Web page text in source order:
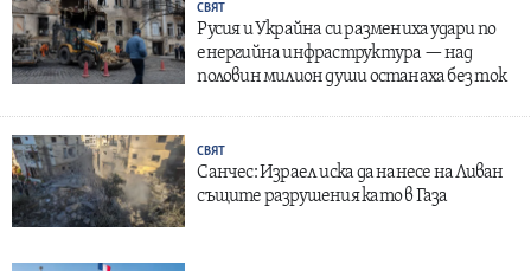
СВЯТ
Русия и Украйна си размениха удари по
енергийна инфраструктура — над
половин милион души останаха без ток
СВЯТ
Санчес: Израел иска да нанесе на Ливан
същите разрушения като в Газа